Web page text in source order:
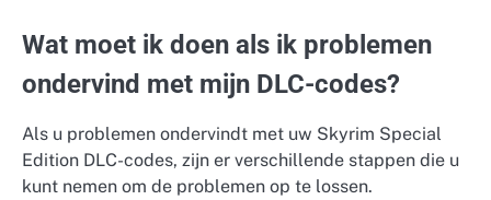
Wat moet ik doen als ik problemen
ondervind met mijn DLC-codes?
Als u problemen ondervindt met uw Skyrim Special
Edition DLC-codes, zijn er verschillende stappen die u
kunt nemen om de problemen op te lossen.